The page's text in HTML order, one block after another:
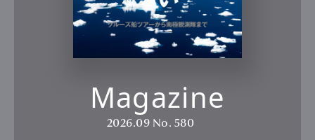
Magazine
2026.09 No. 580